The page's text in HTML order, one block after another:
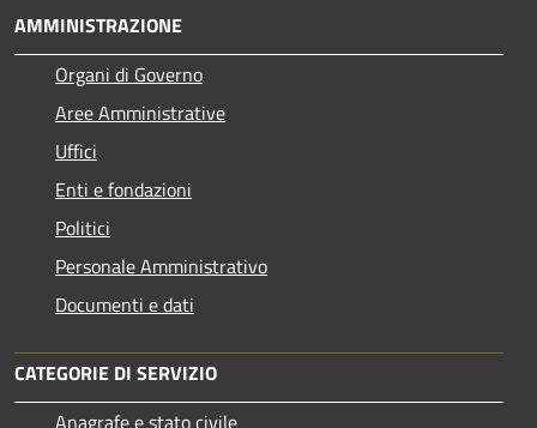
AMMINISTRAZIONE
Organi di Governo
Aree Amministrative
Uffici
Enti e fondazioni
Politici
Personale Amministrativo
Documenti e dati
CATEGORIE DI SERVIZIO
Anagrafe e stato civile